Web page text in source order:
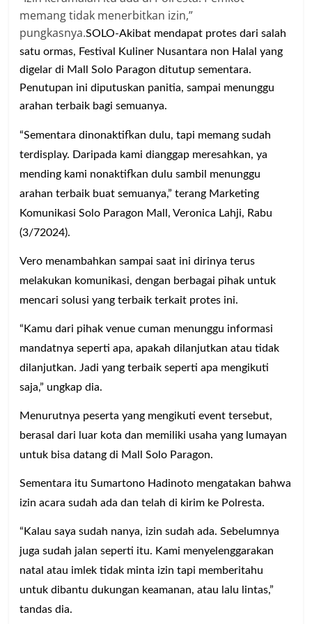
memang tidak menerbitkan izin,”
pungkasnya.SOLO-Akibat mendapat protes dari salah
satu ormas, Festival Kuliner Nusantara non Halal yang
digelar di Mall Solo Paragon ditutup sementara.
Penutupan ini diputuskan panitia, sampai menunggu
arahan terbaik bagi semuanya.
“Sementara dinonaktifkan dulu, tapi memang sudah
terdisplay. Daripada kami dianggap meresahkan, ya
mending kami nonaktifkan dulu sambil menunggu
arahan terbaik buat semuanya,” terang Marketing
Komunikasi Solo Paragon Mall, Veronica Lahji, Rabu
(3/72024).
Vero menambahkan sampai saat ini dirinya terus
melakukan komunikasi, dengan berbagai pihak untuk
mencari solusi yang terbaik terkait protes ini.
“Kamu dari pihak venue cuman menunggu informasi
mandatnya seperti apa, apakah dilanjutkan atau tidak
dilanjutkan. Jadi yang terbaik seperti apa mengikuti
saja,” ungkap dia.
Menurutnya peserta yang mengikuti event tersebut,
berasal dari luar kota dan memiliki usaha yang lumayan
untuk bisa datang di Mall Solo Paragon.
Sementara itu Sumartono Hadinoto mengatakan bahwa
izin acara sudah ada dan telah di kirim ke Polresta.
“Kalau saya sudah nanya, izin sudah ada. Sebelumnya
juga sudah jalan seperti itu. Kami menyelenggarakan
natal atau imlek tidak minta izin tapi memberitahu
untuk dibantu dukungan keamanan, atau lalu lintas,”
tandas dia.